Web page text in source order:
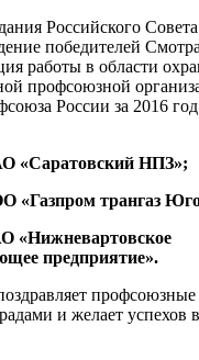
Российского
победителей
работы в области
профсоюзной
России за 2016
«Саратовский НПЗ»;
«Газпром трангаз
«Нижневартовское
предприятие».
профсоюзные
и желает успехов